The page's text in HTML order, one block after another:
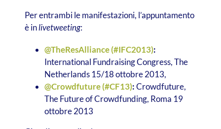
Per entrambi le manifestazioni, l’appuntamento
è inlivetweeting:
@TheResAlliance (#IFC2013):
International Fundraising Congress, The
Netherlands 15/18 ottobre 2013,
@Crowdfuture (#CF13):Crowdfuture,
The Future of Crowdfunding, Roma 19
ottobre 2013